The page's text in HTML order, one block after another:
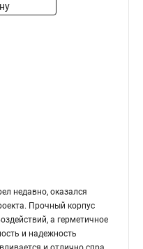
недавно, оказался
Прочный корпус
а герметичное
и надежность